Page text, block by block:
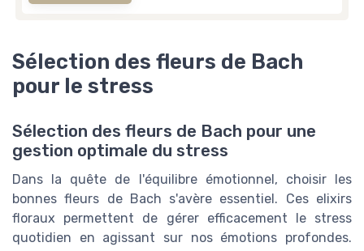
Sélection des fleurs de Bach
pour le stress
Sélection des fleurs de Bach pour une
gestion optimale du stress
Dans la quête de l'équilibre émotionnel, choisir les
bonnes fleurs de Bach s'avère essentiel. Ces elixirs
floraux permettent de gérer efficacement le stress
quotidien en agissant sur nos émotions profondes.